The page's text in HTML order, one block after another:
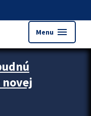
Menu menu